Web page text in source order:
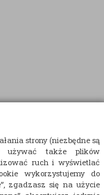
strony (niezbędne są
używać także plików
ruch i wyświetlać
wykorzystujemy do
zgadzasz się na użycie